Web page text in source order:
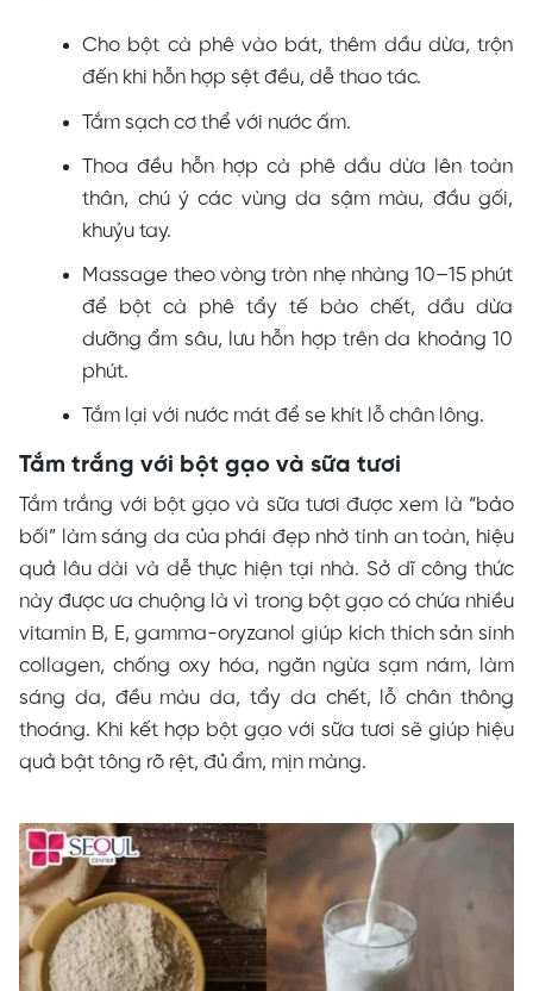
Cho bột cà phê vào bát, thêm dầu dừa, trộn
đến khi hỗn hợp sệt đều, dễ thao tác.
Tắm sạch cơ thể với nước ấm.
Thoa đều hỗn hợp cà phê dầu dừa lên toàn
thân, chú ý các vùng da sậm màu, đầu gối,
khuỷu tay.
Massage theo vòng tròn nhẹ nhàng 10–15 phút
để bột cà phê tẩy tế bào chết, dầu dừa
dưỡng ẩm sâu, lưu hỗn hợp trên da khoảng 10
phút.
Tắm lại với nước mát để se khít lỗ chân lông.
Tắm trắng với bột gạo và sữa tươi
Tắm trắng với bột gạo và sữa tươi được xem là “bảo
bối” làm sáng da của phái đẹp nhờ tính an toàn, hiệu
quả lâu dài và dễ thực hiện tại nhà. Sở dĩ công thức
này được ưa chuộng là vì trong bột gạo có chứa nhiều
vitamin B, E, gamma-oryzanol giúp kích thích sản sinh
collagen, chống oxy hóa, ngăn ngừa sạm nám, làm
sáng da, đều màu da, tẩy da chết, lỗ chân thông
thoáng. Khi kết hợp bột gạo với sữa tươi sẽ giúp hiệu
quả bật tông rõ rệt, đủ ẩm, mịn màng.